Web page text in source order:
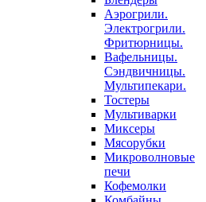
Аэрогрили.
Электрогрили.
Фритюрницы.
Вафельницы.
Сэндвичницы.
Мультипекари.
Тостеры
Мультиварки
Миксеры
Мясорубки
Микроволновые
печи
Кофемолки